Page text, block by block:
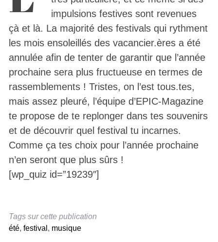
impulsions festives sont revenues
çà et là. La majorité des festivals qui rythment
les mois ensoleillés des vacancier.ères a été
annulée afin de tenter de garantir que l’année
prochaine sera plus fructueuse en termes de
rassemblements ! Tristes, on l’est tous.tes,
mais assez pleuré, l’équipe d’EPIC-Magazine
te propose de te replonger dans tes souvenirs
et de découvrir quel festival tu incarnes.
Comme ça tes choix pour l’année prochaine
n’en seront que plus sûrs !
[wp_quiz id=”19239″]
Tags sur cette publication
été, festival , musique